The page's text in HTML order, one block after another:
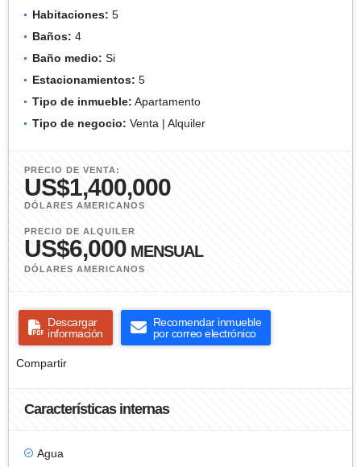
Habitaciones: 5
Baños: 4
Baño medio: Si
Estacionamientos: 5
Tipo de inmueble: Apartamento
Tipo de negocio: Venta | Alquiler
PRECIO DE VENTA:
US$1,400,000
DÓLARES AMERICANOS
PRECIO DE ALQUILER
US$6,000 MENSUAL
DÓLARES AMERICANOS
Descargar
información
Recomendar inmueble
por correo electrónico
Compartir
Características internas
Agua